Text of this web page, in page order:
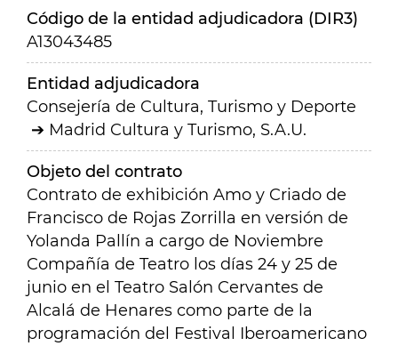
Código de la entidad adjudicadora (DIR3)
A13043485
Entidad adjudicadora
Consejería de Cultura, Turismo y Deporte
Madrid Cultura y Turismo, S.A.U.
Objeto del contrato
Contrato de exhibición Amo y Criado de
Francisco de Rojas Zorrilla en versión de
Yolanda Pallín a cargo de Noviembre
Compañía de Teatro los días 24 y 25 de
junio en el Teatro Salón Cervantes de
Alcalá de Henares como parte de la
programación del Festival Iberoamericano